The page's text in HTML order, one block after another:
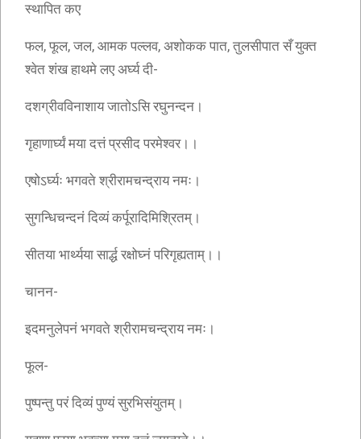
स्थापित कए
फल, फूल, जल, आमक पल्लव, अशोकक पात, तुलसीपात सँ युक्त
श्वेत शंख हाथमे लए अर्घ्य दी-
दशग्रीवविनाशाय जातोऽसि रघुनन्दन।
गृहाणार्घ्यं मया दत्तं प्रसीद परमेश्वर।।
एषोऽर्घ्यः भगवते श्रीरामचन्द्राय नमः।
सुगन्धिचन्दनं दिव्यं कर्पूरादिमिश्रितम्।
सीतया भार्थ्यया सार्द्ध रक्षोघ्नं परिगृह्यताम्।।
चानन-
इदमनुलेपनं भगवते श्रीरामचन्द्राय नमः।
फूल-
पुष्पन्तु परं दिव्यं पुण्यं सुरभिसंयुतम्।